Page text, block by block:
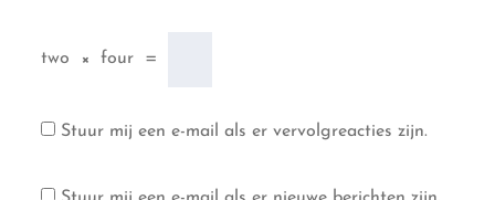
two × four =
Stuur mij een e-mail als er vervolgreacties zijn.